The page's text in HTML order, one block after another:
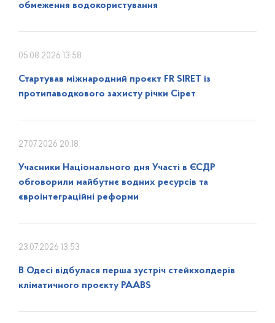
обмеження водокористування
05.08.2026 13:58
Стартував міжнародний проєкт FR SIRET із
протипаводкового захисту річки Сірет
27.07.2026 20:18
Учасники Національного дня Участі в ЄСДР
обговорили майбутнє водних ресурсів та
євроінтеграційні реформи
23.07.2026 13:53
В Одесі відбулася перша зустріч стейкхолдерів
кліматичного проєкту PAABS